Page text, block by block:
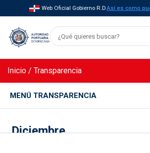
Web Oficial Gobierno R.D.Así es como
Inicio / Transparencia
MENÚ TRANSPARENCIA
Diciembre